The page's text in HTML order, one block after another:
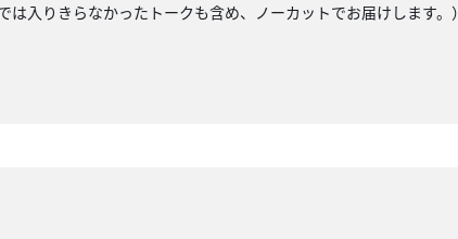
入りきらなかったトークも含め、ノーカットでお届けします。）